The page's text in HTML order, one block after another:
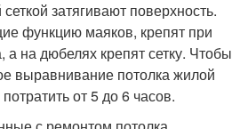
затягивают поверхность.
функцию маяков, крепят при
на дюбелях крепят сетку. Чтобы
выравнивание потолка жилой
от 5 до 6 часов.